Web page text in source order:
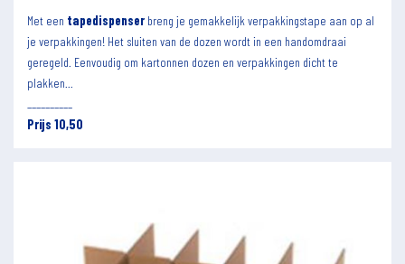
Met een tapedispenser breng je gemakkelijk verpakkingstape aan op al
je verpakkingen! Het sluiten van de dozen wordt in een handomdraai
geregeld. Eenvoudig om kartonnen dozen en verpakkingen dicht te
plakken...
Prijs 10,50